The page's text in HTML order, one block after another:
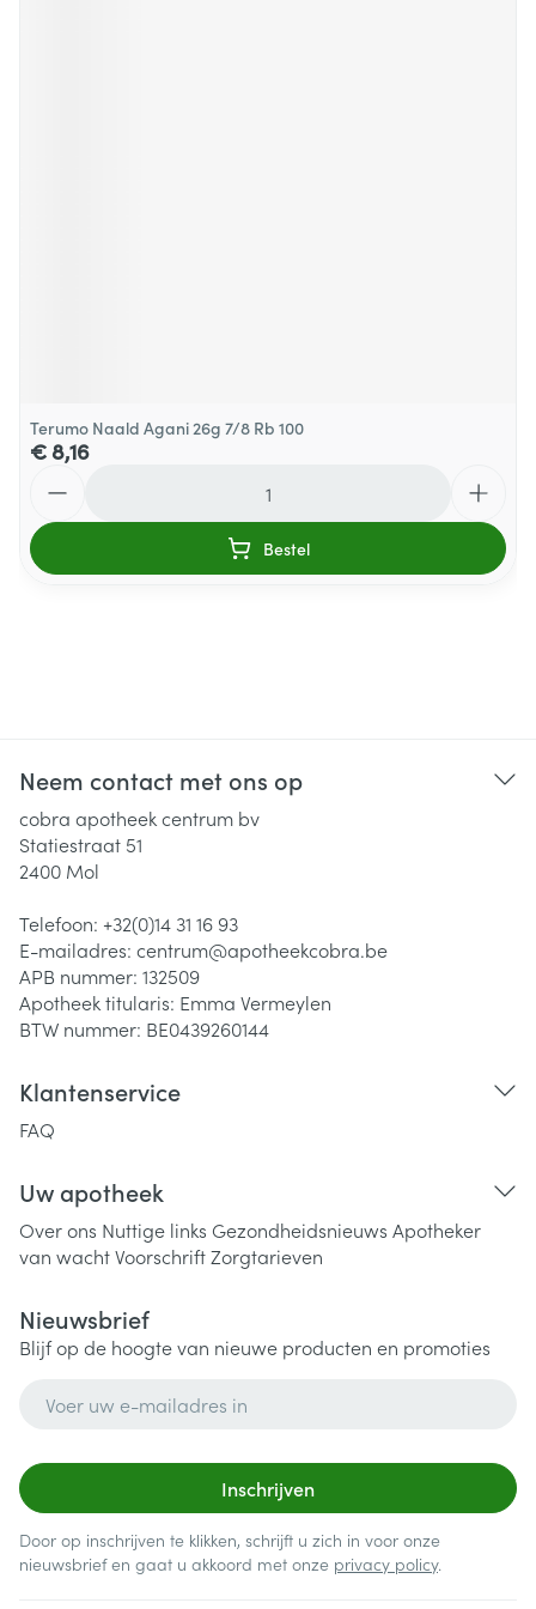
Terumo Naald Agani 26g 7/8 Rb 100
€ 8,16
Bestel
Neem contact met ons op
cobra apotheek centrum bv
Statiestraat 51
2400 Mol
Telefoon: +32(0)14 31 16 93
E-mailadres: centrum@apotheekcobra.be
APB nummer: 132509
Apotheek titularis: Emma Vermeylen
BTW nummer: BE0439260144
Klantenservice
FAQ
Uw apotheek
Over ons Nuttige links Gezondheidsnieuws Apotheker
van wachtVoorschriftZorgtarieven
Nieuwsbrief
Blijf op de hoogte van nieuwe producten en promoties
Inschrijven
Door op inschrijven te klikken, schrijft u zich in voor onze
nieuwsbrief en gaat u akkoord met onze privacy policy.